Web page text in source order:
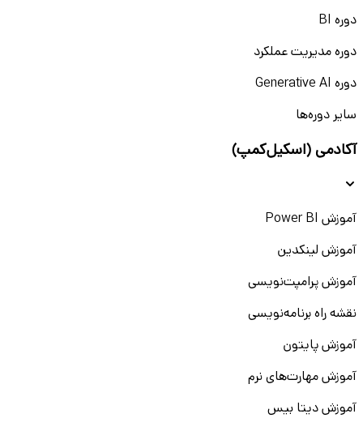
دوره BI
دوره مدیریت عملکرد
دوره Generative AI
سایر دوره‌ها
آکادمی (اسکیل‌کمپ)
آموزش Power BI
آموزش لینکدین
آموزش پرامپت‌نویسی
نقشه راه برنامه‌نویسی
آموزش پایتون
آموزش مهارت‌های نرم
آموزش دیتا بیس